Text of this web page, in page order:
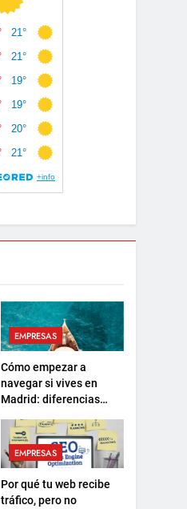
EMPRESAS
Cómo empezar a
navegar si vives en
Madrid: diferencias
Licencia de Navegación
EMPRESAS
Por qué tu web recibe
tráfico, pero no